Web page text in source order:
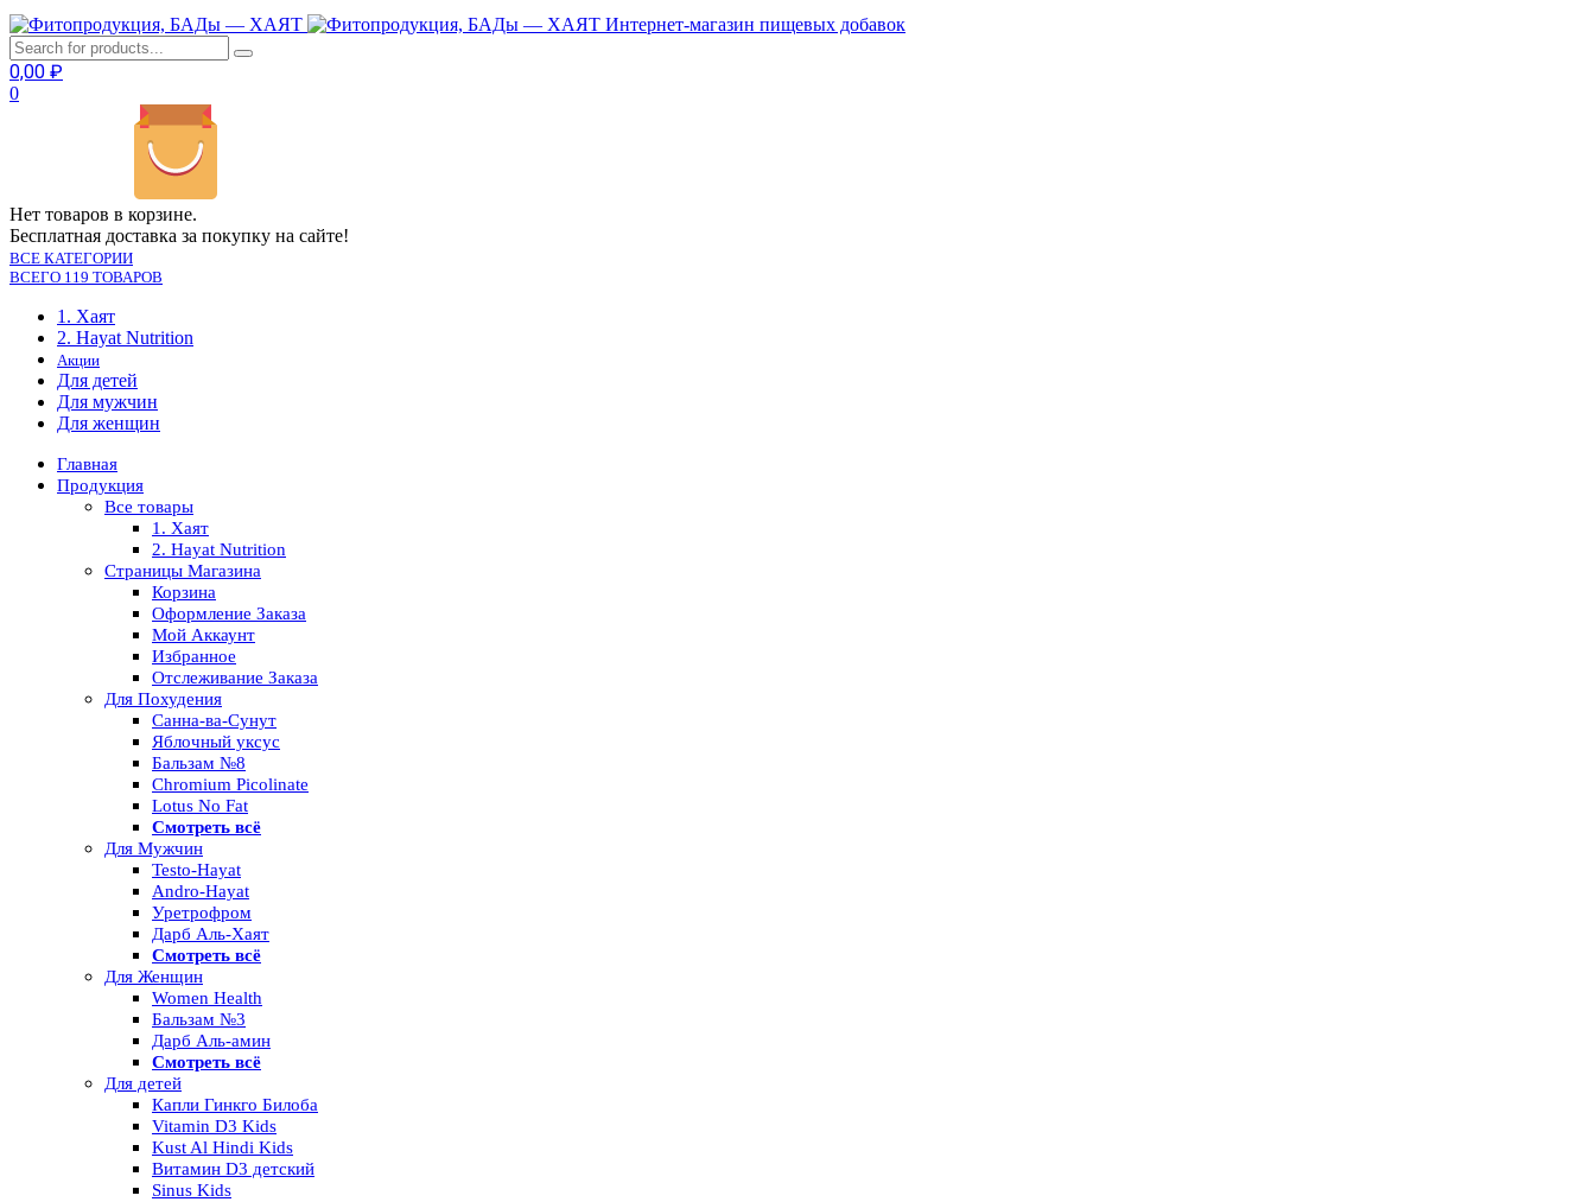
Интернет-магазин пищевых добавок
0,00 ₽
0
Нет товаров в корзине.
Бесплатная доставка за покупку на сайте!
ВСЕ КАТЕГОРИИ
ВСЕГО 119 ТОВАРОВ
1. Хаят
2. Hayat Nutrition
Акции
Для детей
Для мужчин
Для женщин
Главная
Продукция
Все товары
1. Хаят
2. Hayat Nutrition
Страницы Магазина
Корзина
Оформление Заказа
Мой Аккаунт
Избранное
Отслеживание Заказа
Для Похудения
Санна-ва-Сунут
Яблочный уксус
Бальзам №8
Chromium Picolinate
Lotus No Fat
Смотреть всё
Для Мужчин
Testo-Hayat
Andro-Hayat
Уретрофром
Дарб Аль-Хаят
Смотреть всё
Для Женщин
Women Health
Бальзам №3
Дарб Аль-амин
Смотреть всё
Для детей
Капли Гинкго Билоба
Vitamin D3 Kids
Kust Al Hindi Kids
Витамин D3 детский
Sinus Kids